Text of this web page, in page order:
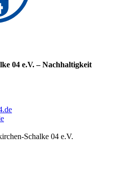
04 e.V. – Nachhaltigkeit
Schalke 04 e.V.